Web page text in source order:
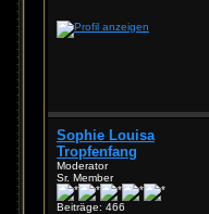
Sophie Louisa
Tropfenfang
Moderator
Sr. Member
Beiträge: 466